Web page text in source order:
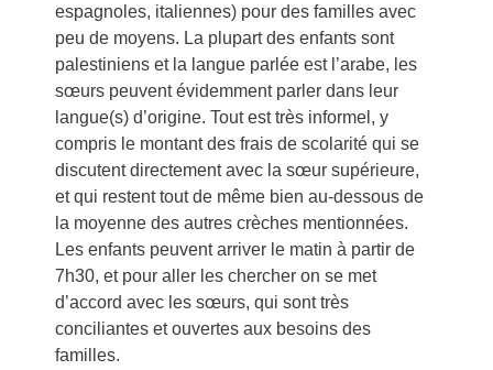
espagnoles, italiennes) pour des familles avec
peu de moyens. La plupart des enfants sont
palestiniens et la langue parlée est l’arabe, les
sœurs peuvent évidemment parler dans leur
langue(s) d’origine. Tout est très informel, y
compris le montant des frais de scolarité qui se
discutent directement avec la sœur supérieure,
et qui restent tout de même bien au-dessous de
la moyenne des autres crèches mentionnées.
Les enfants peuvent arriver le matin à partir de
7h30, et pour aller les chercher on se met
d’accord avec les sœurs, qui sont très
conciliantes et ouvertes aux besoins des
familles.